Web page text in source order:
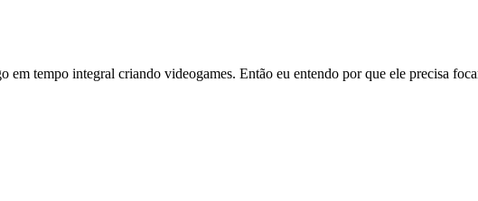
tempo integral criando videogames. Então eu entendo por que ele precisa